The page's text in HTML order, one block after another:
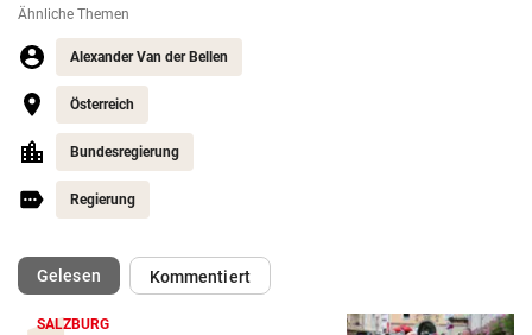
Ähnliche Themen
Alexander Van der Bellen
Österreich
Bundesregierung
Regierung
Gelesen(ausgewählt)Kommentiert
SALZBURG